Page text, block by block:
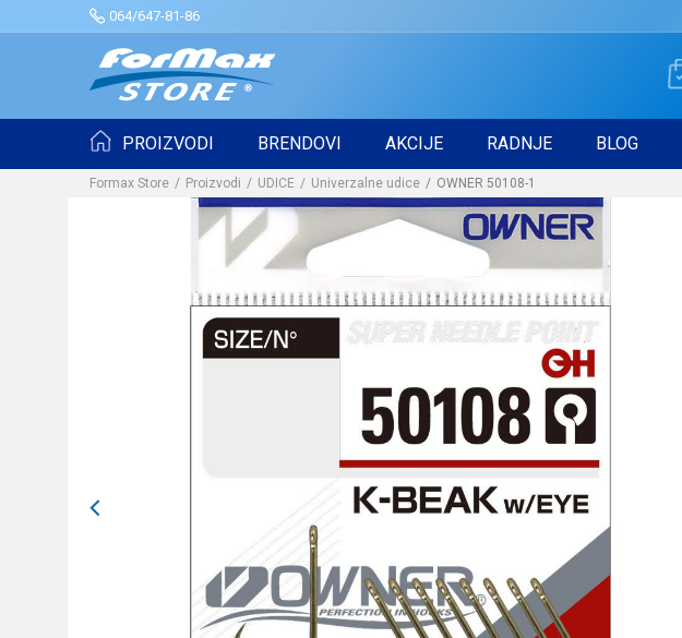
064/647-81-86
PROIZVODI BRENDOVI AKCIJE RADNJE BLOG
Formax Store Proizvodi UDICE Univerzalne udice OWNER 50108-1